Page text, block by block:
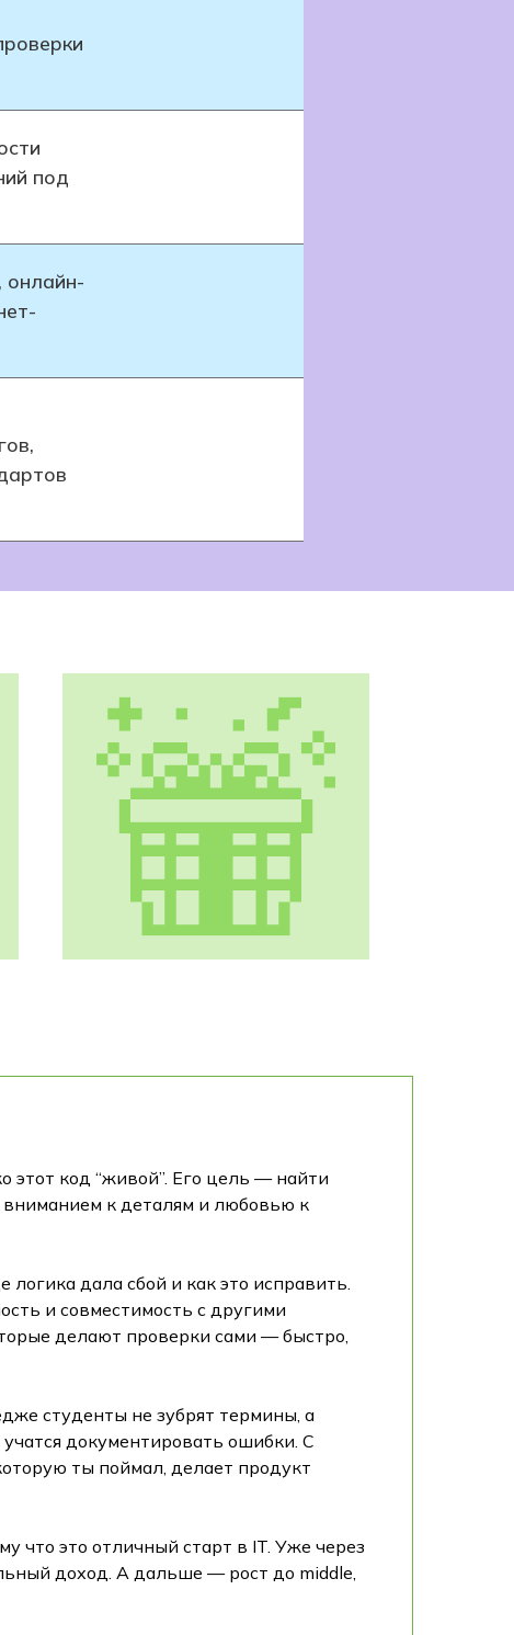
под
онлайн-
этот код “живой”. Его цель — найти
вниманием к деталям и любовью к
дала сбой и как это исправить.
и совместимость с другими
делают проверки сами — быстро,
студенты не зубрят термины, а
документировать ошибки. С
ты поймал, делает продукт
что это отличный старт в IT. Уже через
доход. А дальше — рост до middle,